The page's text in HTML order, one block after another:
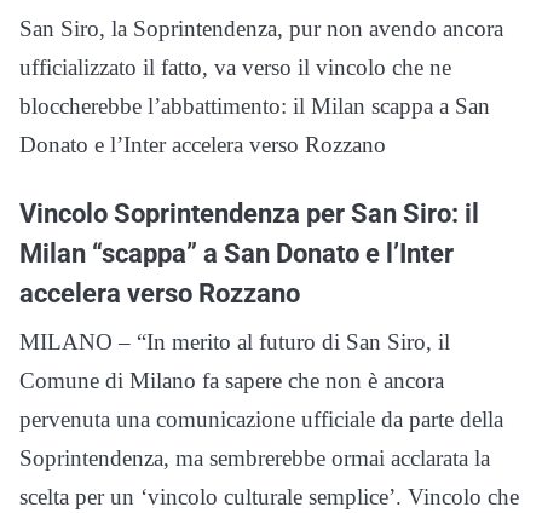
San Siro, la Soprintendenza, pur non avendo ancora
ufficializzato il fatto, va verso il vincolo che ne
bloccherebbe l’abbattimento: il Milan scappa a San
Donato e l’Inter accelera verso Rozzano
Vincolo Soprintendenza per San Siro: il
Milan “scappa” a San Donato e l’Inter
accelera verso Rozzano
MILANO – “In merito al futuro di San Siro, il
Comune di Milano fa sapere che non è ancora
pervenuta una comunicazione ufficiale da parte della
Soprintendenza, ma sembrerebbe ormai acclarata la
scelta per un ‘vincolo culturale semplice’. Vincolo che